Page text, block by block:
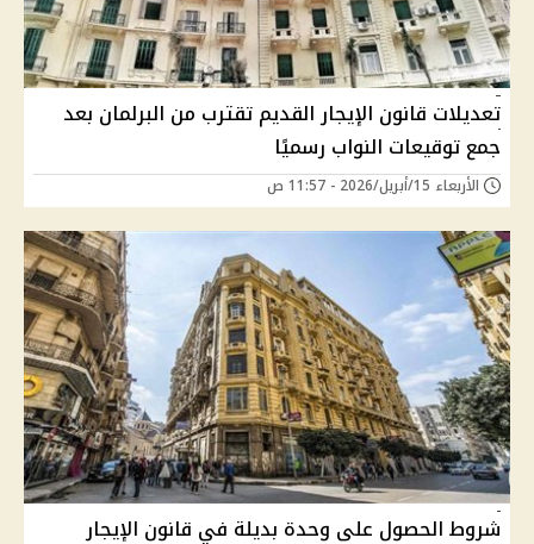
تعديلات قانون الإيجار القديم تقترب من البرلمان بعد
جمع توقيعات النواب رسميًا
الأربعاء 15/أبريل/2026 - 11:57 ص
شروط الحصول على وحدة بديلة في قانون الإيجار